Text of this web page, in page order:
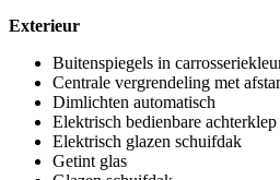
Exterieur
Buitenspiegels in
Centrale vergrendeling met
Dimlichten automatisch
Elektrisch bedienbare achterklep
Elektrisch glazen schuifdak
Getint glas